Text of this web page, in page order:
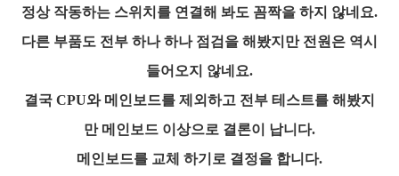
정상 작동하는 스위치를 연결해 봐도 꼼짝을 하지 않네요.
다른 부품도 전부 하나 하나 점검을 해봤지만 전원은 역시
들어오지 않네요.
결국 CPU와 메인보드를 제외하고 전부 테스트를 해봤지
만 메인보드 이상으로 결론이 납니다.
메인보드를 교체 하기로 결정을 합니다.